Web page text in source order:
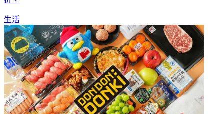
生活